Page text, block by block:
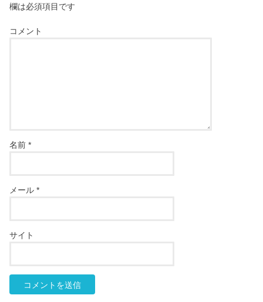
欄は必須項目です
コメント
名前*
メール*
サイト